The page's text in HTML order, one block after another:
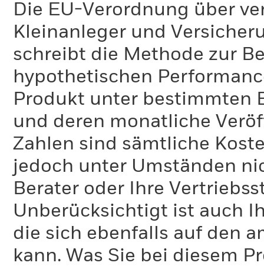
Die EU-Verordnung über
Kleinanleger und
schreibt die Methode zur
hypothetischen
Produkt unter bestimmten
und deren monatliche
Zahlen sind sämtliche
jedoch unter Umständen
Berater oder Ihre
Unberücksichtigt ist auch
die sich ebenfalls auf den
kann. Was Sie bei diesem